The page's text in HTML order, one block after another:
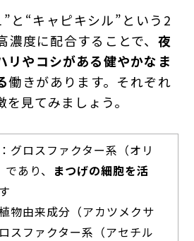
と“キャピキシル”という2
度に配合することで、 夜
リやコシがある健やかなま
働きがあります。それぞれ
見てみましょう。
グロスファクター系（オリ
あり、
まつげの細胞を活
物由来成分（アカツメクサ
スファクター系（アセチル